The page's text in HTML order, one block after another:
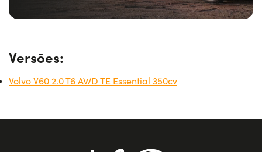
Versões:
Volvo V60 2.0 T6 AWD TE Essential 350cv